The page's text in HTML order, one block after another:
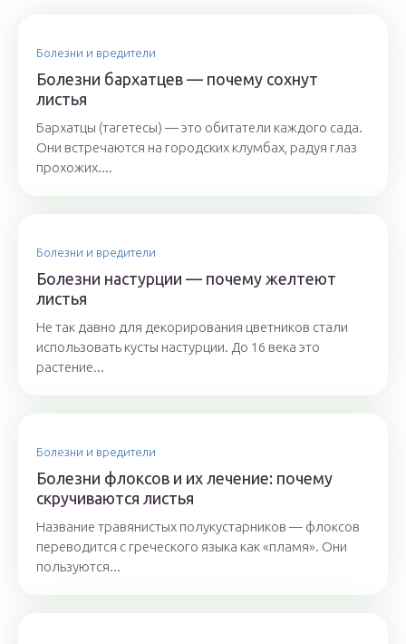
Болезни и вредители
Болезни бархатцев — почему сохнут
листья
Бархатцы (тагетесы) — это обитатели каждого сада.
Они встречаются на городских клумбах, радуя глаз
прохожих....
Болезни и вредители
Болезни настурции — почему желтеют
листья
Не так давно для декорирования цветников стали
использовать кусты настурции. До 16 века это
растение...
Болезни и вредители
Болезни флоксов и их лечение: почему
скручиваются листья
Название травянистых полукустарников — флоксов
переводится с греческого языка как «пламя». Они
пользуются...